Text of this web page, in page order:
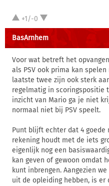
+1/-0
BasArnhem
Voor wat betreft het
als PSV ook prima kan
laatste twee zijn ook sterk
regelmatig in scoringspositie
inzicht van Mario ga je niet
normaal niet bij PSV speelt.
Punt blijft echter dat 4
rekening houdt met de iets
eigenlijk nog een
kan geven of gewoon omdat
kunt inbrengen. Aangezien
uit de opleiding hebben, is